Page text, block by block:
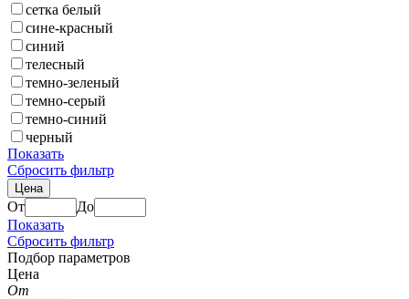
сетка белый
сине-красный
синий
телесный
темно-зеленый
темно-серый
темно-синий
черный
Показать
Сбросить фильтр
Цена
От
До
Показать
Сбросить фильтр
Подбор параметров
Цена
От